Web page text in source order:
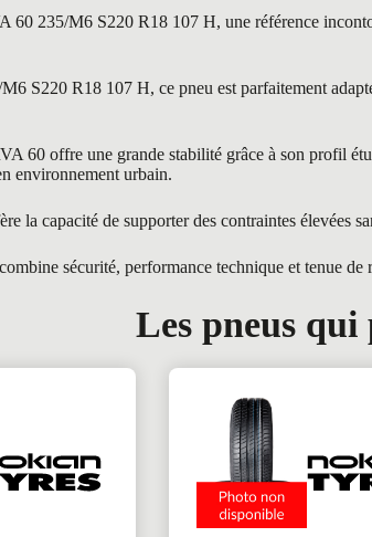
235/M6 S220 R18 107 H, une référence
S220 R18 107 H, ce pneu est parfaitement
60 offre une grande stabilité grâce à son profil
environnement urbain.
la capacité de supporter des contraintes élevées
sécurité, performance technique et tenue
Les pneus